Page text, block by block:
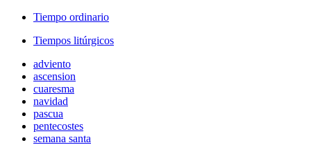
Tiempo ordinario
Tiempos litúrgicos
adviento
ascension
cuaresma
navidad
pascua
pentecostes
semana santa